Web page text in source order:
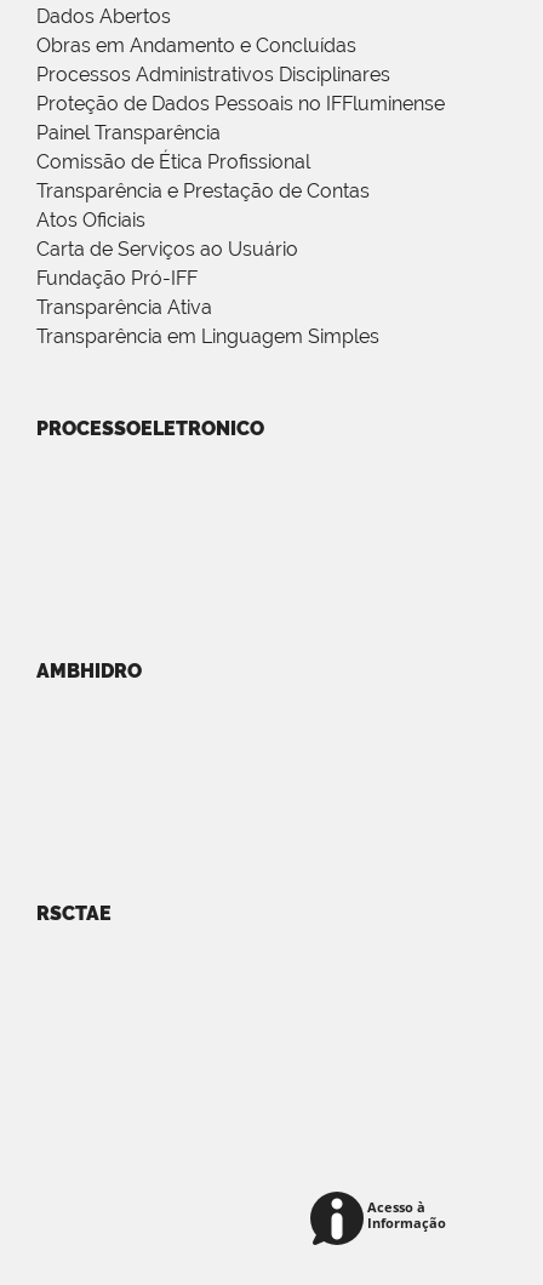
Dados Abertos
Obras em Andamento e Concluídas
Processos Administrativos Disciplinares
Proteção de Dados Pessoais no IFFluminense
Painel Transparência
Comissão de Ética Profissional
Transparência e Prestação de Contas
Atos Oficiais
Carta de Serviços ao Usuário
Fundação Pró-IFF
Transparência Ativa
Transparência em Linguagem Simples
PROCESSOELETRONICO
AMBHIDRO
RSCTAE